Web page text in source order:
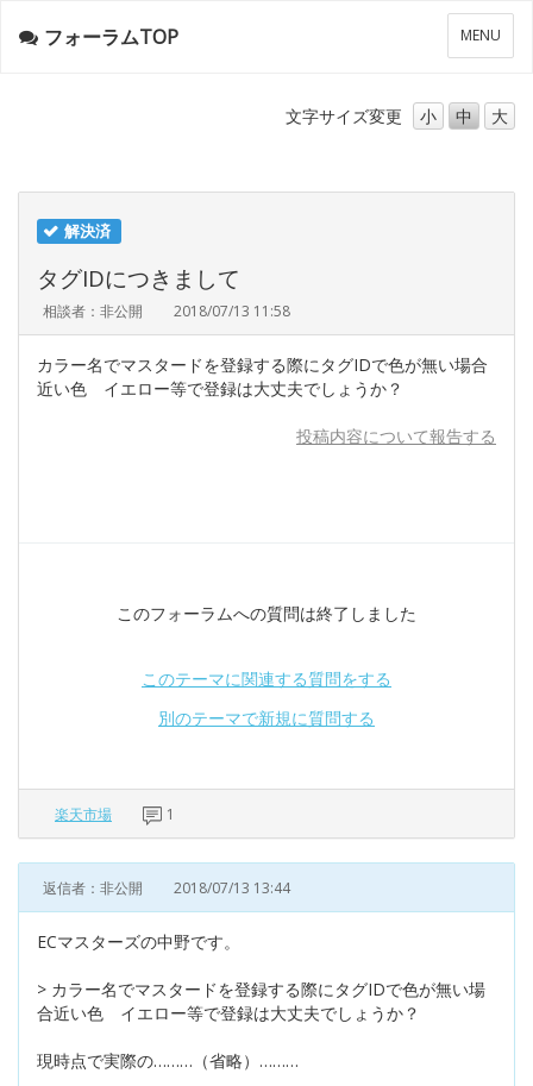
メ
ニ
ー
MENU
フォーラムTOP
文字サイズ変更 小 中 大
解決済
タグIDにつきまして
相談者：非公開 2018/07/13 11:58
カラー名でマスタードを登録する際にタグIDで色が無い場合
近い色 イエロー等で登録は大丈夫でしょうか？
投稿内容について報告する
このフォーラムへの質問は終了しました
このテーマに関連する質問をする
別のテーマで新規に質問する
楽天市場 1
返信者：非公開 2018/07/13 13:44
ECマスターズの中野です。
> カラー名でマスタードを登録する際にタグIDで色が無い場
合近い色 イエロー等で登録は大丈夫でしょうか？
現時点で実際の………（省略）………